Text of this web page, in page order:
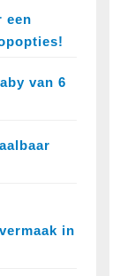
een
van 6
in